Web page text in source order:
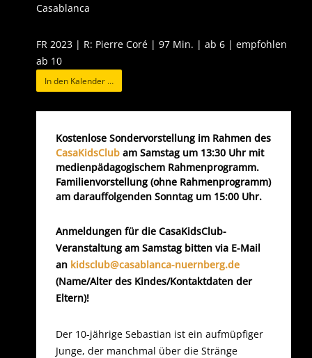
Kostenlose Sondervorstellung im Rahmen des
CasaKidsClub am Samstag um 13:30 Uhr mit
medienpädagogischem Rahmenprogramm.
Familienvorstellung (ohne Rahmenprogramm)
am darauffolgenden Sonntag um 15:00 Uhr.
Anmeldungen für die CasaKidsClub-
Veranstaltung am Samstag bitten via E-Mail
an kidsclub@casablanca-nuernberg.de
(Name/Alter des Kindes/Kontaktdaten der
Eltern)!
Der 10-jährige Sebastian ist ein aufmüpfiger
Junge, der manchmal über die Stränge
Casablanca
FR 2023 | R: Pierre Coré | 97 Min. | ab 6 | empfohlen
ab 10
In den Kalender …